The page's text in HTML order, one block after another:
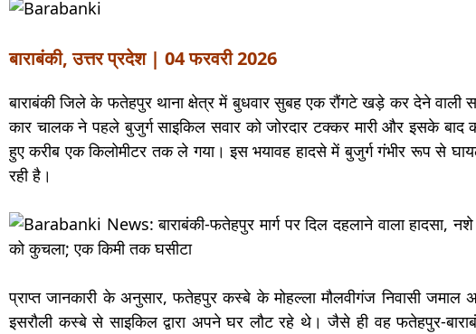
बाराबंकी, उत्तर प्रदेश | 04 फरवरी 2026
बाराबंकी जिले के फतेहपुर थाना क्षेत्र में बुधवार सुबह एक रौंगटे खड़े कर देने
कार चालक ने पहले बुजुर्ग साइकिल सवार को जोरदार टक्कर मारी और इसके
हुए करीब एक किलोमीटर तक ले गया। इस भयावह हादसे में बुजुर्ग गंभीर रूप से
रही है।
प्राप्त जानकारी के अनुसार, फतेहपुर कस्बे के मोहल्ला मौलवीगंज निवासी जमाल
इसरौली कस्बे से साइकिल द्वारा अपने घर लौट रहे थे। जैसे ही वह फतेहपुर-